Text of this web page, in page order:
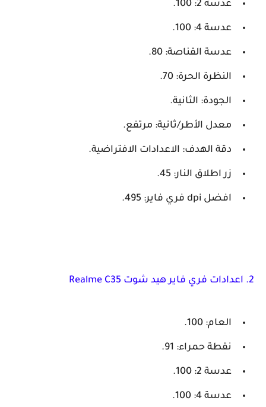
عدسة 2: 100.
عدسة 4: 100.
عدسة القناصة: 80.
النظرة الحرة: 70.
الجودة: الثانية.
معدل الأطر/ثانية: مرتفع.
دقة الهدف: الاعدادات الافتراضية.
زر اطلاق النار: 45.
افضل dpi فري فاير: 495.
2. اعدادات فري فاير هيد شوت Realme C35
العام: 100.
نقطة حمراء: 91.
عدسة 2: 100.
عدسة 4: 100.